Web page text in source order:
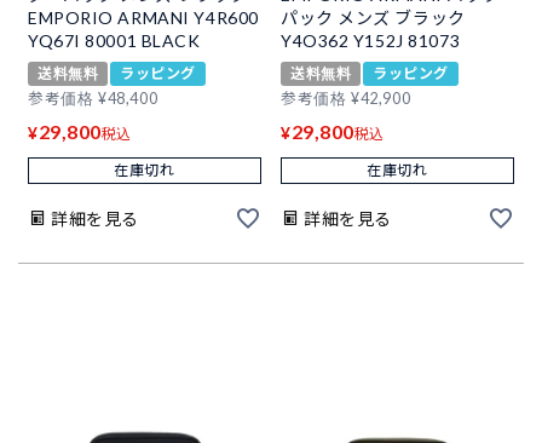
EMPORIO ARMANI Y4R600
YQ67I 80001 BLACK
送料無料
ラッピング
参考価格 ¥48,400
¥29,800税込
在庫切れ
詳細を見る
パック メンズ ブラック
Y4O362 Y152J 81073
送料無料
ラッピング
参考価格 ¥42,900
¥29,800税込
在庫切れ
詳細を見る